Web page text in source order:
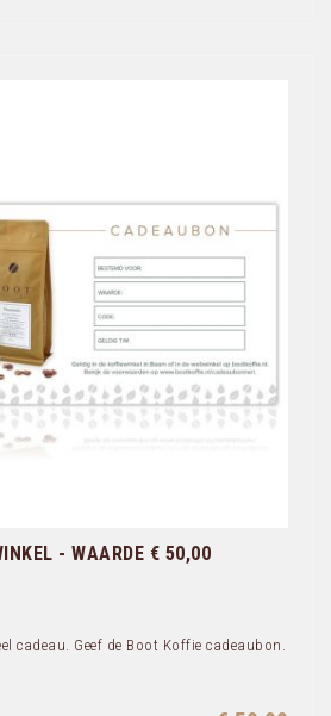
- WAARDE € 50,00
cadeau. Geef de Boot Koffie cadeaubon.